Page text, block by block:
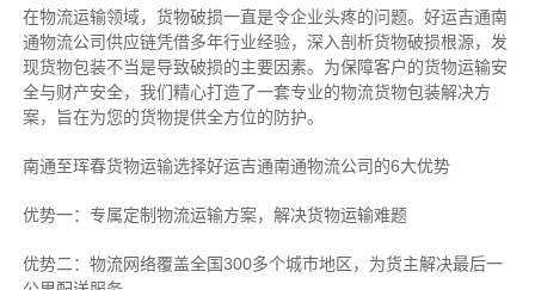
在物流运输领域，货物破损一直是令企业头疼的问题。好运吉通南
通物流公司供应链凭借多年行业经验，深入剖析货物破损根源，发
现货物包装不当是导致破损的主要因素。为保障客户的货物运输安
全与财产安全，我们精心打造了一套专业的物流货物包装解决方
案，旨在为您的货物提供全方位的防护。
南通至珲春货物运输选择好运吉通南通物流公司的6大优势
优势一：专属定制物流运输方案，解决货物运输难题
优势二：物流网络覆盖全国300多个城市地区，为货主解决最后一